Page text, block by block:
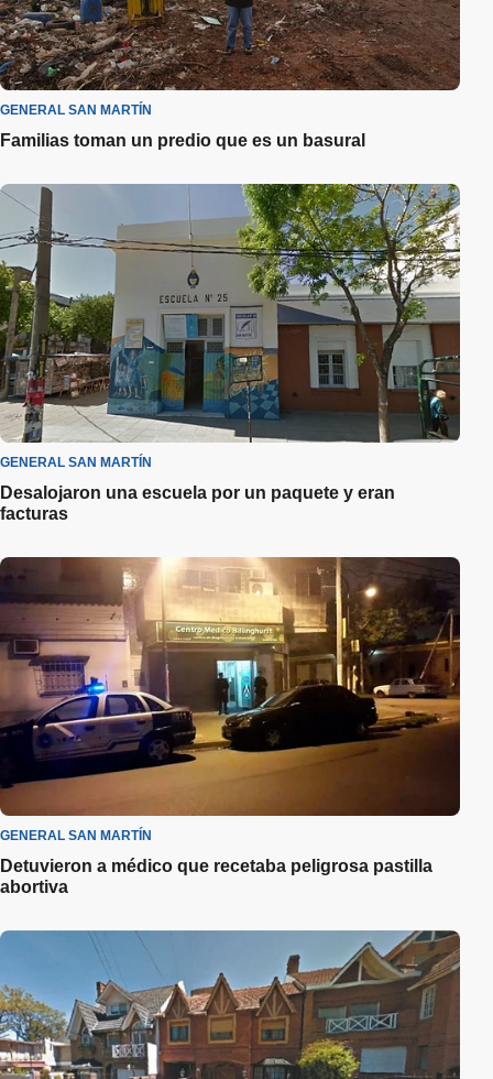
GENERAL SAN MARTÍN
Familias toman un predio que es un basural
GENERAL SAN MARTÍN
Desalojaron una escuela por un paquete y eran
facturas
GENERAL SAN MARTÍN
Detuvieron a médico que recetaba peligrosa pastilla
abortiva